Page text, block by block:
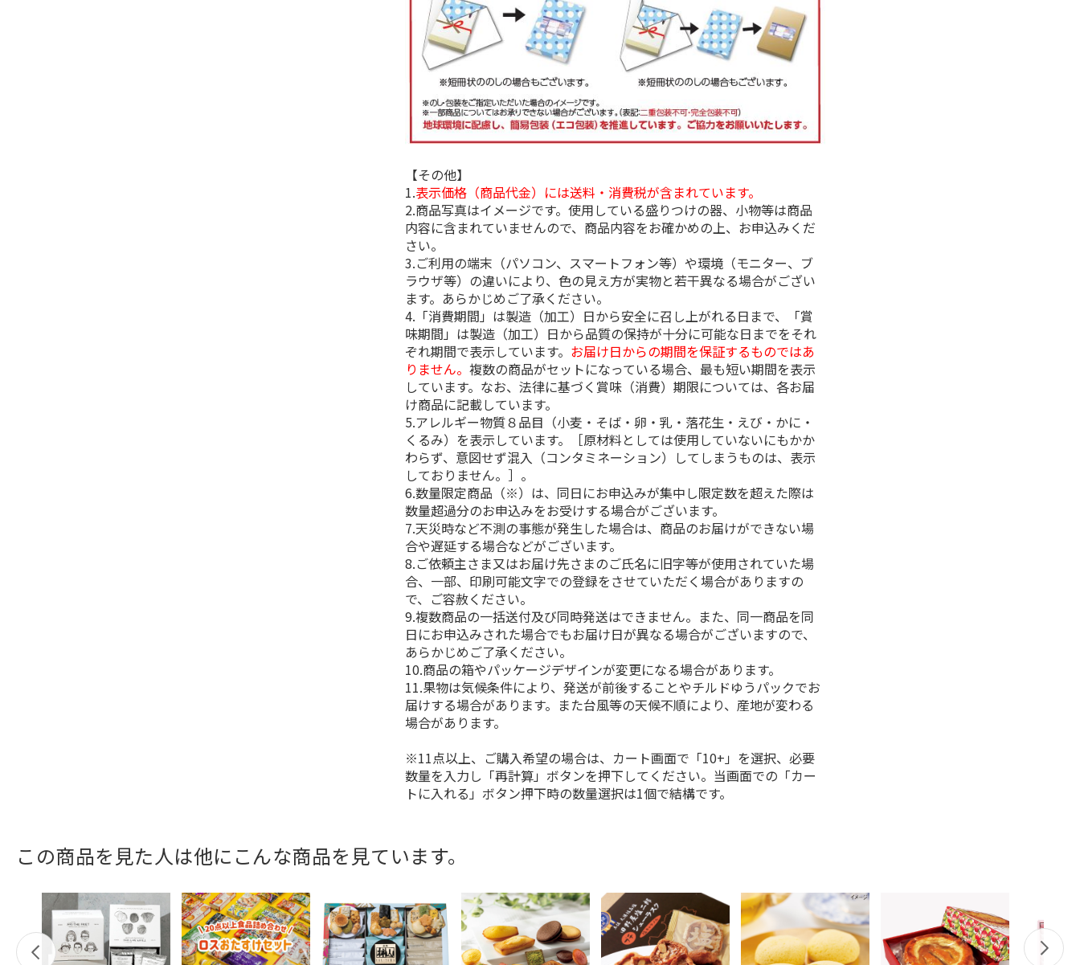
【その他】
1.表示価格（商品代金）には送料・消費税が含まれています。
2.商品写真はイメージです。使用している盛りつけの器、小物等は商品
内容に含まれていませんので、商品内容をお確かめの上、お申込みくだ
さい。
3.ご利用の端末（パソコン、スマートフォン等）や環境（モニター、ブ
ラウザ等）の違いにより、色の見え方が実物と若干異なる場合がござい
ます。あらかじめご了承ください。
4.「消費期間」は製造（加工）日から安全に召し上がれる日まで、「賞
味期間」は製造（加工）日から品質の保持が十分に可能な日までをそれ
ぞれ期間で表示しています。 お届け日からの期間を保証するものではあ
りません。複数の商品がセットになっている場合、最も短い期間を表示
しています。なお、法律に基づく賞味（消費）期限については、各お届
け商品に記載しています。
5.アレルギー物質８品目（小麦・そば・卵・乳・落花生・えび・かに・
くるみ）を表示しています。［原材料としては使用していないにもかか
わらず、意図せず混入（コンタミネーション）してしまうものは、表示
しておりません。］。
6.数量限定商品（※）は、同日にお申込みが集中し限定数を超えた際は
数量超過分のお申込みをお受けする場合がございます。
7.天災時など不測の事態が発生した場合は、商品のお届けができない場
合や遅延する場合などがございます。
8.ご依頼主さま又はお届け先さまのご氏名に旧字等が使用されていた場
合、一部、印刷可能文字での登録をさせていただく場合がありますの
で、ご容赦ください。
9.複数商品の一括送付及び同時発送はできません。また、同一商品を同
日にお申込みされた場合でもお届け日が異なる場合がございますので、
あらかじめご了承ください。
10.商品の箱やパッケージデザインが変更になる場合があります。
11.果物は気候条件により、発送が前後することやチルドゆうパックでお
届けする場合があります。また台風等の天候不順により、産地が変わる
場合があります。
※11点以上、ご購入希望の場合は、カート画面で「10+」を選択、必要
数量を入力し「再計算」ボタンを押下してください。当画面での「カー
トに入れる」ボタン押下時の数量選択は1個で結構です。
この商品を見た人は他にこんな商品を見ています。